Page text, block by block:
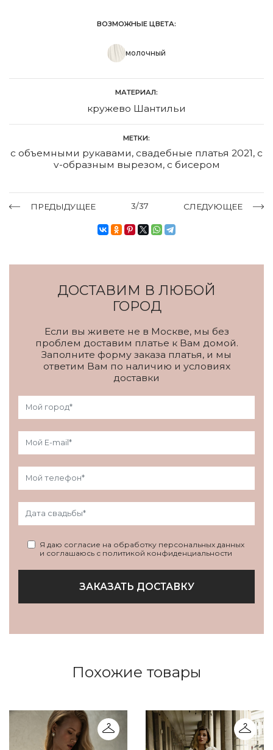
ВОЗМОЖНЫЕ ЦВЕТА:
молочный
МАТЕРИАЛ:
кружево Шантильи
МЕТКИ:
с объемными рукавами, свадебные платья 2021, с
v-образным вырезом, с бисером
ПРЕДЫДУЩЕЕ 3/37 СЛЕДУЮЩЕЕ
ДОСТАВИМ В ЛЮБОЙ
ГОРОД
Если вы живете не в Москве, мы без
проблем доставим платье к Вам домой.
Заполните форму заказа платья, и мы
ответим Вам по наличию и условиях
доставки
Я даю согласие на обработку персональных данных
и соглашаюсь с политикой конфиденциальности
ЗАКАЗАТЬ ДОСТАВКУ
Похожие товары